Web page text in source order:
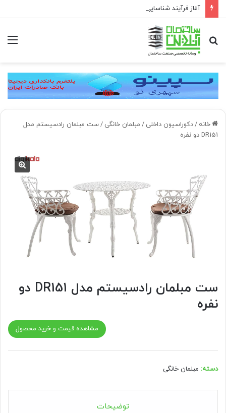
جستجو
برای
خانه /دکوراسیون داخلی / مبلمان خانگی /ست مبلمان رادسیستم مدل
DR151 دو نفره
ست مبلمان رادسیستم مدل DR151 دو
نفره
مشاهده قیمت و خرید محصول
دسته: مبلمان خانگی
توضیحات